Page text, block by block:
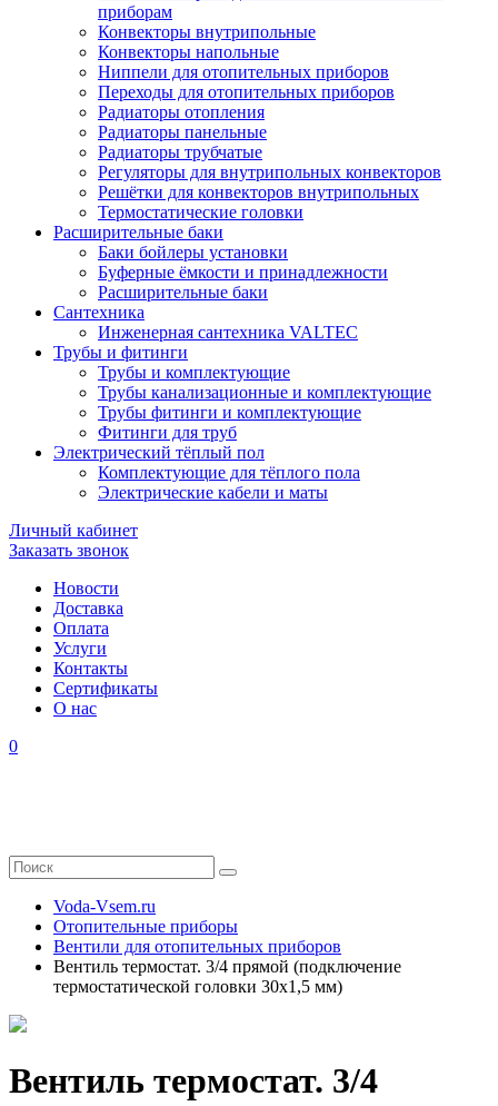
приборам
Конвекторы внутрипольные
Конвекторы напольные
Ниппели для отопительных приборов
Переходы для отопительных приборов
Радиаторы отопления
Радиаторы панельные
Радиаторы трубчатые
Регуляторы для внутрипольных конвекторов
Решётки для конвекторов внутрипольных
Термостатические головки
Расширительные баки
Баки бойлеры установки
Буферные ёмкости и принадлежности
Расширительные баки
Сантехника
Инженерная сантехника VALTEC
Трубы и фитинги
Трубы и комплектующие
Трубы канализационные и комплектующие
Трубы фитинги и комплектующие
Фитинги для труб
Электрический тёплый пол
Комплектующие для тёплого пола
Электрические кабели и маты
Личный кабинет
Заказать звонок
Новости
Доставка
Оплата
Услуги
Контакты
Cертификаты
О нас
0
Voda-Vsem.ru
Отопительные приборы
Вентили для отопительных приборов
Вентиль термостат. 3/4 прямой (подключение
термостатической головки 30x1,5 мм)
Вентиль термостат. 3/4